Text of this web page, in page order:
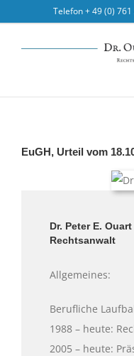
to
content
Telefon + 49 (0)
EuGH, Urteil vom
Dr. Peter E. Ouart
Rechtsanwalt
Allgemeines:
Berufliche
1988 – heute:
2005 – heute: